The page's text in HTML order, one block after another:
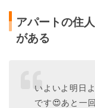
アパートの住
がある
いよいよ明日
です😍あと一